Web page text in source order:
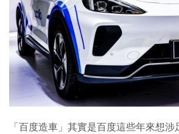
「百度造車」其實是百度這些年來想